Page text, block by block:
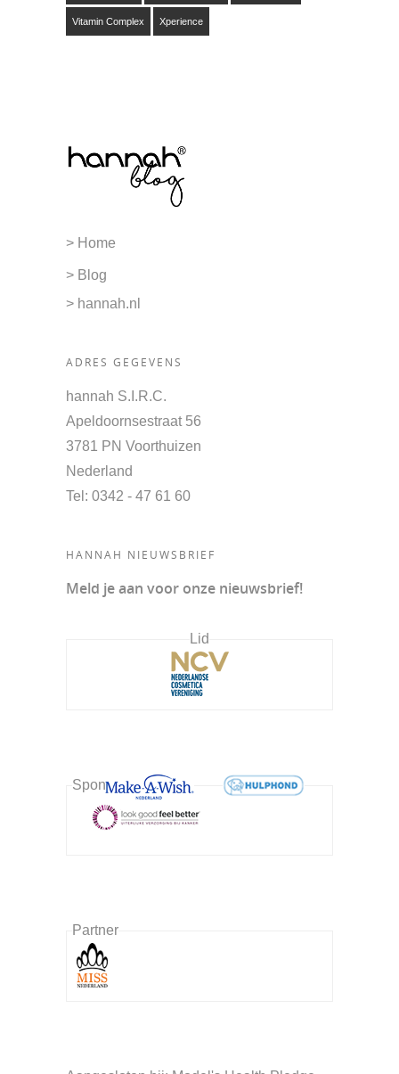
Vitamin Complex Xperience
> Home
> Blog
> hannah.nl
ADRES GEGEVENS
hannah S.I.R.C.
Apeldoornsestraat 56
3781 PN Voorthuizen
Nederland
Tel : 0342 - 47 61 60
HANNAH NIEUWSBRIEF
Meld je aan voor onze nieuwsbrief!
Lid
Sponsor
Partner